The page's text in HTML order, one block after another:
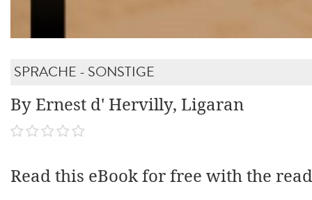
SPRACHE - SONSTIGE
By Ernest d' Hervilly, Ligaran
Read this eBook for free with the